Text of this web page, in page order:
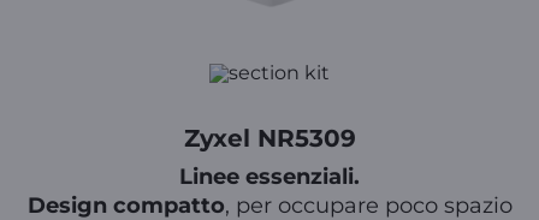
Zyxel NR5309
Linee essenziali.
Design compatto, per occupare poco spazio